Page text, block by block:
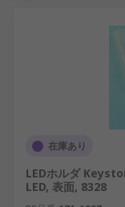
在庫あり
LEDホルダ
LED, 表面, 8328